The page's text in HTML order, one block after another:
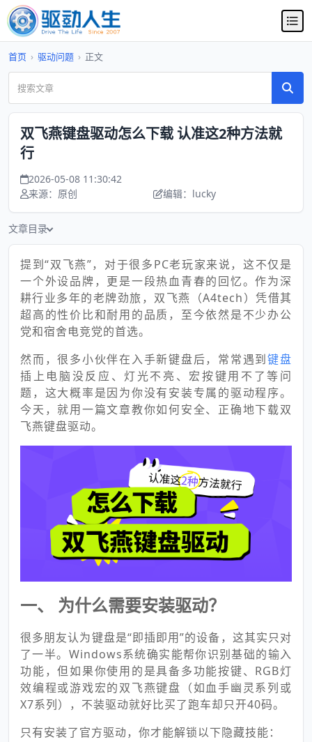
首页 › 驱动问题 › 正文
双飞燕键盘驱动怎么下载 认准这2种方法就
行
2026-05-08 11:30:42
来源：原创
编辑：lucky
文章目录
提到“双飞燕”，对于很多PC老玩家来说，这不仅是
一个外设品牌，更是一段热血青春的回忆。作为深
耕行业多年的老牌劲旅，双飞燕（A4tech）凭借其
超高的性价比和耐用的品质，至今依然是不少办公
党和宿舍电竞党的首选。
然而，很多小伙伴在入手新键盘后，常常遇到键盘
插上电脑没反应、灯光不亮、宏按键用不了等问
题，这大概率是因为你没有安装专属的驱动程序。
今天，就用一篇文章教你如何安全、正确地下载双
飞燕键盘驱动。
一、 为什么需要安装驱动？
很多朋友认为键盘是“即插即用”的设备，这其实只对
了一半。Windows系统确实能帮你识别基础的输入
功能，但如果你使用的是具备多功能按键、RGB灯
效编程或游戏宏的双飞燕键盘（如血手幽灵系列或
X7系列），不装驱动就好比买了跑车却只开40码。
只有安装了官方驱动，你才能解锁以下隐藏技能：